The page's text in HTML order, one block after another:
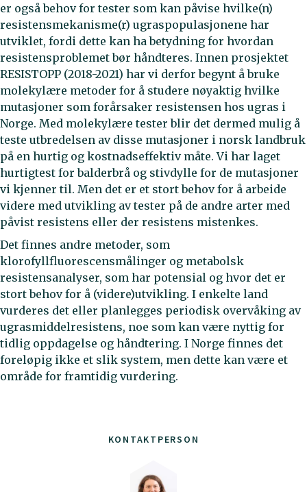
KONTAKTPERSON
er også behov for tester som kan påvise hvilke(n)
resistensmekanisme(r) ugraspopulasjonene har
utviklet, fordi dette kan ha betydning for hvordan
resistensproblemet bør håndteres. Innen prosjektet
RESISTOPP (2018-2021) har vi derfor begynt å bruke
molekylære metoder for å studere nøyaktig hvilke
mutasjoner som forårsaker resistensen hos ugras i
Norge. Med molekylære tester blir det dermed mulig å
teste utbredelsen av disse mutasjoner i norsk landbruk
på en hurtig og kostnadseffektiv måte. Vi har laget
hurtigtest for balderbrå og stivdylle for de mutasjoner
vi kjenner til. Men det er et stort behov for å arbeide
videre med utvikling av tester på de andre arter med
påvist resistens eller der resistens mistenkes.
Det finnes andre metoder, som
klorofyllfluorescensmålinger og metabolsk
resistensanalyser, som har potensial og hvor det er
stort behov for å (videre)utvikling. I enkelte land
vurderes det eller planlegges periodisk overvåking av
ugrasmiddelresistens, noe som kan være nyttig for
tidlig oppdagelse og håndtering. I Norge finnes det
foreløpig ikke et slik system, men dette kan være et
område for framtidig vurdering.